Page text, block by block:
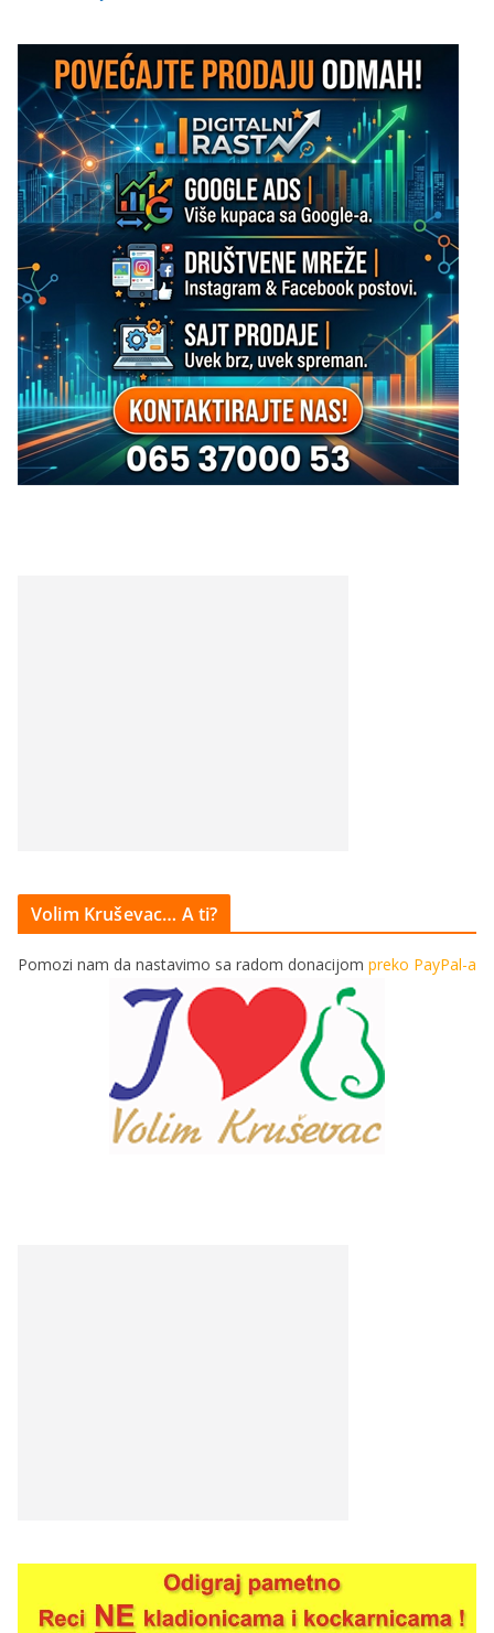
Volim Kruševac… A ti?
Pomozi nam da nastavimo sa radom donacijom preko PayPal-a